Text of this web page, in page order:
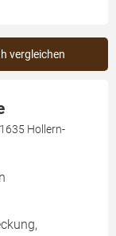
vergleichen
Hollern-